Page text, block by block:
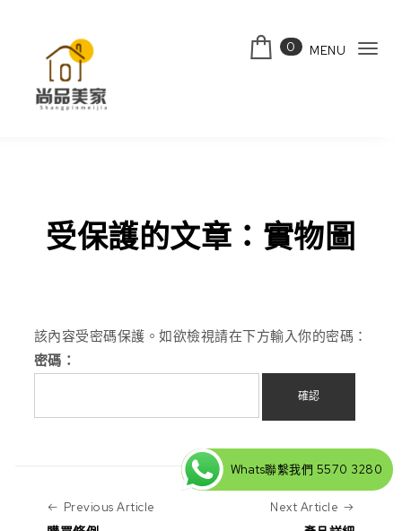
0 MENU
受保護的文章：實物圖
該內容受密碼保護。如欲檢視請在下方輸入你的密碼：
密碼：
Previous Article Next Article
Whats聯繫我們 5570 3280